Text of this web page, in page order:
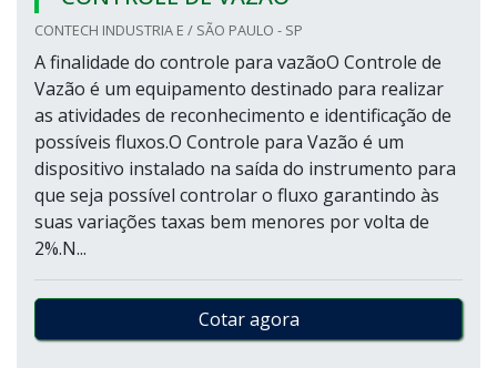
CONTECH INDUSTRIA E / SÃO PAULO - SP
A finalidade do controle para vazãoO Controle de
Vazão é um equipamento destinado para realizar
as atividades de reconhecimento e identificação de
possíveis fluxos.O Controle para Vazão é um
dispositivo instalado na saída do instrumento para
que seja possível controlar o fluxo garantindo às
suas variações taxas bem menores por volta de
2%.N...
Cotar agora